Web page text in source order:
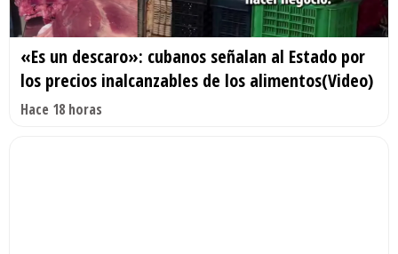
«Es un descaro»: cubanos señalan al Estado por
los precios inalcanzables de los alimentos(Video)
Hace 18 horas